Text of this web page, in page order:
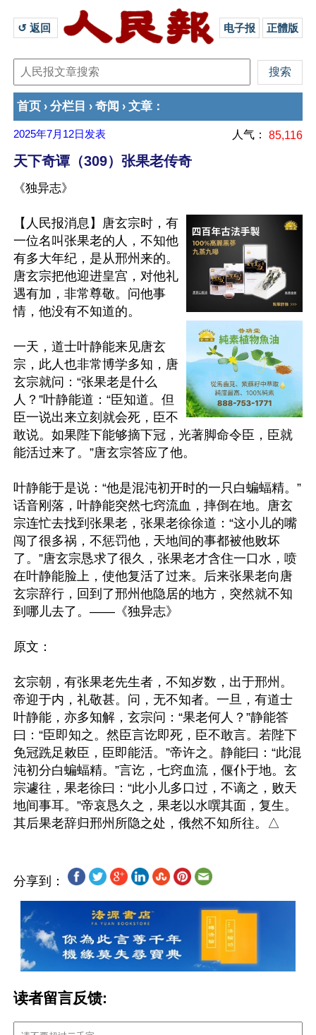
↺ 返回 电子报 正體版
首页 › 分栏目 › 奇闻 › 文章 ：
2025年7月12日 发表 人气： 85,116
天下奇谭（309）张果老传奇
《独异志》
【人民报消息】唐玄宗时，有
一位名叫张果老的人，不知他
有多大年纪，是从邢州来的。
唐玄宗把他迎进皇宫，对他礼
遇有加，非常尊敬。问他事
情，他没有不知道的。
一天，道士叶静能来见唐玄
宗，此人也非常博学多知，唐
玄宗就问：“张果老是什么
人？”叶静能道：“臣知道。但
臣一说出来立刻就会死，臣不
敢说。如果陛下能够摘下冠，光著脚命令臣，臣就
能活过来了。”唐玄宗答应了他。
叶静能于是说：“他是混沌初开时的一只白蝙蝠精。”
话音刚落，叶静能突然七窍流血，摔倒在地。唐玄
宗连忙去找到张果老，张果老徐徐道：“这小儿的嘴
闯了很多祸，不惩罚他，天地间的事都被他败坏
了。”唐玄宗恳求了很久，张果老才含住一口水，喷
在叶静能脸上，使他复活了过来。后来张果老向唐
玄宗辞行，回到了邢州他隐居的地方，突然就不知
到哪儿去了。——《独异志》
原文：
玄宗朝，有张果老先生者，不知岁数，出于邢州。
帝迎于内，礼敬甚。问，无不知者。一旦，有道士
叶静能，亦多知解，玄宗问：“果老何人？”静能答
曰：“臣即知之。然臣言讫即死，臣不敢言。若陛下
免冠跣足敕臣，臣即能活。”帝许之。静能曰：“此混
沌初分白蝙蝠精。”言讫，七窍血流，偃仆于地。玄
宗遽往，果老徐曰：“此小儿多口过，不谪之，败天
地间事耳。”帝哀恳久之，果老以水噀其面，复生。
分享到：
读者留言反馈: